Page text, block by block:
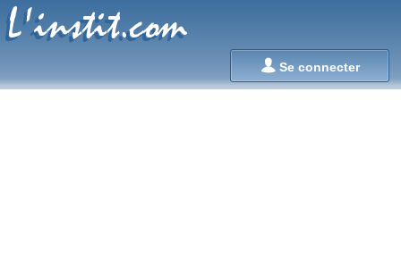
Se connecter
L'instit.com
L'instit.com